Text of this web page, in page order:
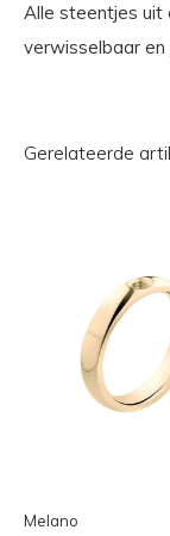
Alle steentjes uit
verwisselbaar
Gerelateerde
Melano